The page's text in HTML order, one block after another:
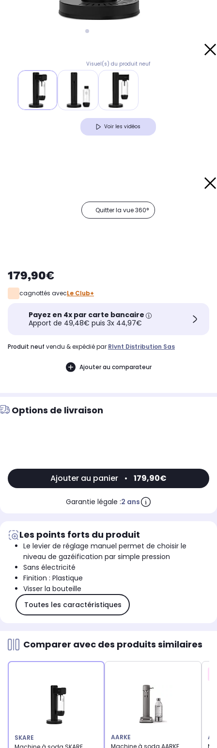
Visuel(s) du produit neuf
Voir les vidéos
Quitter la vue 360°
179,90€
cagnottés avecLe Club+
Payez en 4x par carte bancaire
Apport de 49,48€ puis 3x 44,97€
produit neuf vendu & expédié par Rlvnt Distribution Sas
Ajouter au comparateur
Options de livraison
Ajouter au panier • 179,90€
Garantie légale :2 ans
Les points forts du produit
Le levier de réglage manuel permet de choisir le
niveau de gazéification par simple pression
Sans électricité
Finition : Plastique
Visser la bouteille
Toutes les caractéristiques
Comparer avec des produits similaires
SKARE
AARKE